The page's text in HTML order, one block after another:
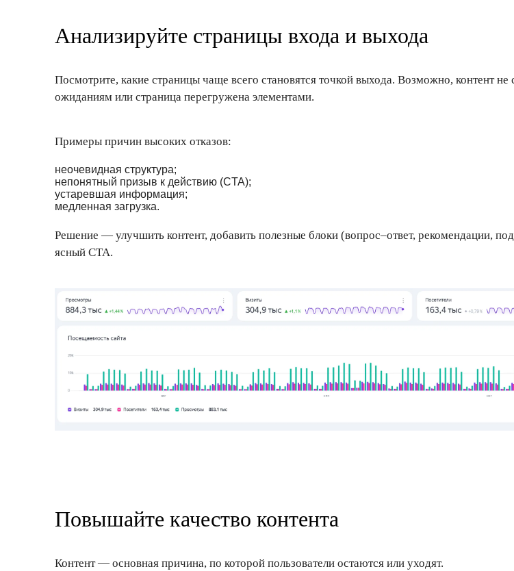
Анализируйте страницы входа и выхода
Посмотрите, какие страницы чаще всего становятся точкой выхода. Возможно, контент не
ожиданиям или страница перегружена элементами.
Примеры причин высоких отказов:
неочевидная структура;
непонятный призыв к действию (CTA);
устаревшая информация;
медленная загрузка.
Решение — улучшить контент, добавить полезные блоки (вопрос–ответ, рекомендации,
ясный CTA.
Повышайте качество контента
Контент — основная причина, по которой пользователи остаются или уходят.